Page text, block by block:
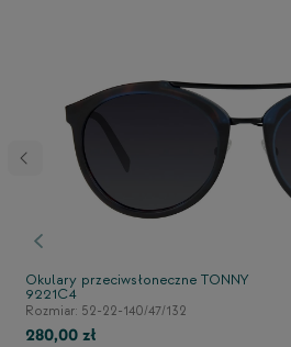
Poprzedni
Okulary przeciwsłoneczne TONNY
9221C4
Rozmiar: 52-22-140/47/132
280,00 zł